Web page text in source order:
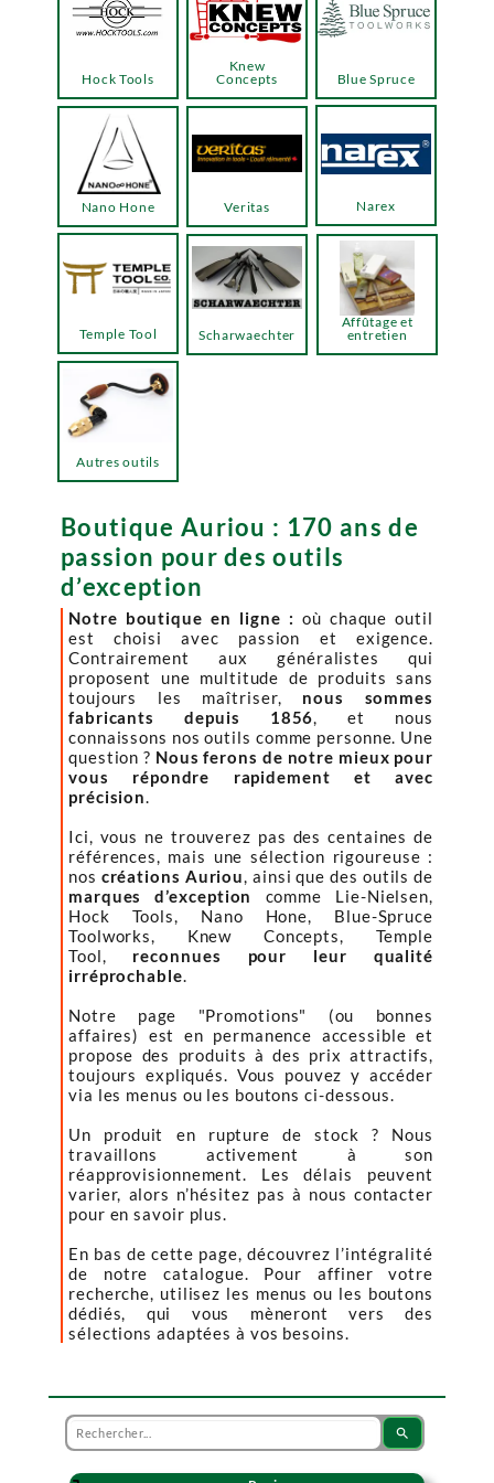
Boutique Auriou : 170 ans de
passion pour des outils
d’exception
Notre boutique en ligne : où chaque outil
est choisi avec passion et exigence.
Contrairement aux généralistes qui
proposent une multitude de produits sans
toujours les maîtriser, nous sommes
fabricants depuis 1856, et nous
connaissons nos outils comme personne. Une
question ? Nous ferons de notre mieux pour
vous répondre rapidement et avec
précision.
Ici, vous ne trouverez pas des centaines de
références, mais une sélection rigoureuse :
nos créations Auriou, ainsi que des outils de
marques d’exception
comme Lie-Nielsen,
Hock Tools, Nano Hone, Blue-Spruce
Toolworks, Knew Concepts, Temple
Tool, reconnues pour leur qualité
irréprochable.
Notre page "Promotions" (ou bonnes
affaires) est en permanence accessible et
propose des produits à des prix attractifs,
toujours expliqués. Vous pouvez y accéder
via les menus ou les boutons ci-dessous.
Un produit en rupture de stock ? Nous
travaillons activement à son
réapprovisionnement. Les délais peuvent
varier, alors n’hésitez pas à nous contacter
pour en savoir plus.
En bas de cette page, découvrez l’intégralité
de notre catalogue. Pour affiner votre
recherche, utilisez les menus ou les boutons
dédiés, qui vous mèneront vers des
sélections adaptées à vos besoins.
Hock Tools
Knew
Concepts
Temple Tool
Blue Spruce
Narex
Veritas
Nano Hone
Autres outils
Scharwaechter
Affûtage et
entretien
search